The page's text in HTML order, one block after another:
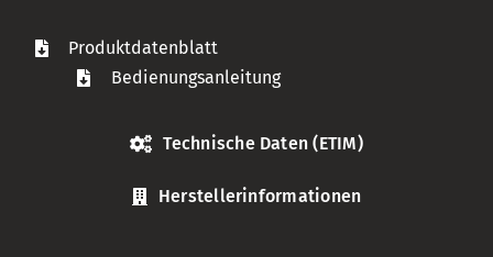
Produktdatenblatt
Bedienungsanleitung
Technische Daten (ETIM)
Herstellerinformationen